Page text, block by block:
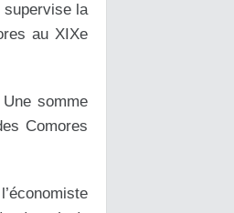
la
au XIXe
somme
Comores